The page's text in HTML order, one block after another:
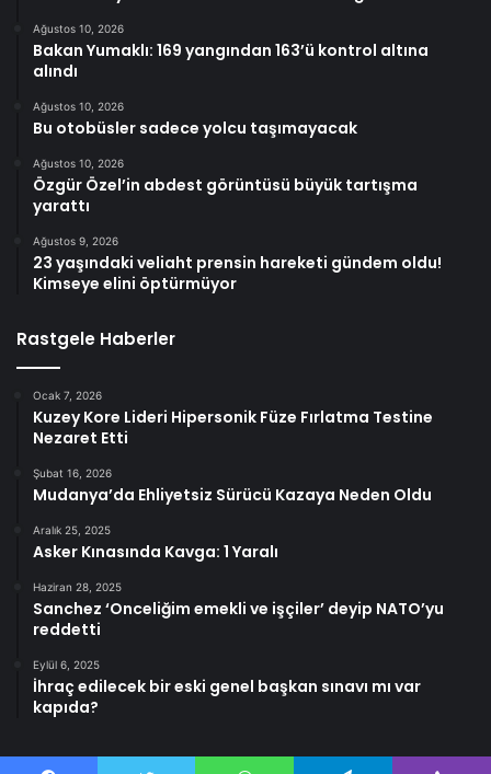
Ağustos 10, 2026
Bakan Yumaklı: 169 yangından 163’ü kontrol altına
alındı
Ağustos 10, 2026
Bu otobüsler sadece yolcu taşımayacak
Ağustos 10, 2026
Özgür Özel’in abdest görüntüsü büyük tartışma
yarattı
Ağustos 9, 2026
23 yaşındaki veliaht prensin hareketi gündem oldu!
Kimseye elini öptürmüyor
Rastgele Haberler
Ocak 7, 2026
Kuzey Kore Lideri Hipersonik Füze Fırlatma Testine
Nezaret Etti
Şubat 16, 2026
Mudanya’da Ehliyetsiz Sürücü Kazaya Neden Oldu
Aralık 25, 2025
Asker Kınasında Kavga: 1 Yaralı
Haziran 28, 2025
Sanchez ‘Onceliğim emekli ve işçiler’ deyip NATO’yu
reddetti
Eylül 6, 2025
İhraç edilecek bir eski genel başkan sınavı mı var
kapıda?